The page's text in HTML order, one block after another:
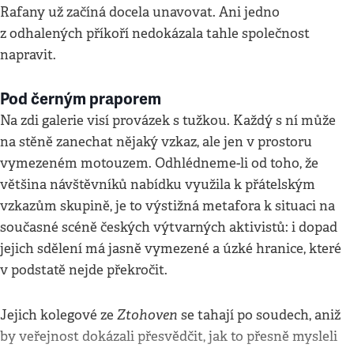
Rafany už začíná docela unavovat. Ani jedno
z odhalených příkoří nedokázala tahle společnost
napravit.
Pod černým praporem
Na zdi galerie visí provázek s tužkou. Každý s ní může
na stěně zanechat nějaký vzkaz, ale jen v prostoru
vymezeném motouzem. Odhlédneme-li od toho, že
většina návštěvníků nabídku využila k přátelským
vzkazům skupině, je to výstižná metafora k situaci na
současné scéně českých výtvarných aktivistů: i dopad
jejich sdělení má jasně vymezené a úzké hranice, které
v podstatě nejde překročit.
Jejich kolegové ze Ztohoven se tahají po soudech, aniž
by veřejnost dokázali přesvědčit, jak to přesně mysleli